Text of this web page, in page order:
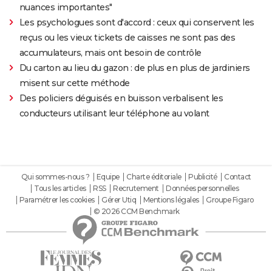
nuances importantes"
Les psychologues sont d'accord : ceux qui conservent les
reçus ou les vieux tickets de caisses ne sont pas des
accumulateurs, mais ont besoin de contrôle
Du carton au lieu du gazon : de plus en plus de jardiniers
misent sur cette méthode
Des policiers déguisés en buisson verbalisent les
conducteurs utilisant leur téléphone au volant
Qui sommes-nous ? Equipe Charte éditoriale Publicité
Contact
Tous les articles
RSS Recrutement
Données personnelles
Paramétrer les cookies
Gérer Utiq Mentions légales
Groupe Figaro
© 2026 CCM Benchmark